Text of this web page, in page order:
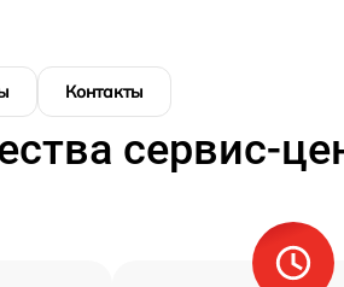
Контакты
сервис-